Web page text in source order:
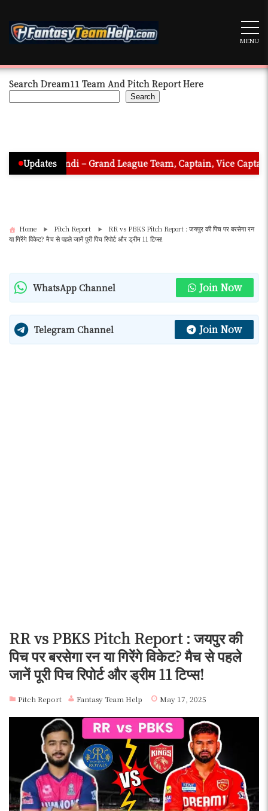
content
MENU
Search Dream11 Team And Pitch Report Here
Search
Updates
Hindi – Grand League Team, Captain, Vice Captain & Must
Home Pitch Report
RR vs PBKS Pitch Report : जयपुर की पिच पर बरसेगा रन
या गिरेंगे विकेट? मैच से पहले जानें पूरी पिच रिपोर्ट और ड्रीम 11 टिप्स!
WhatsApp Channel Join Now
Telegram Channel Join Now
RR vs PBKS Pitch Report : जयपुर की
पिच पर बरसेगा रन या गिरेंगे विकेट? मैच से पहले
जानें पूरी पिच रिपोर्ट और ड्रीम 11 टिप्स!
Pitch Report Fantasy Team Help May 17, 2025